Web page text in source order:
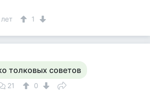
1
толковых советов
21
0